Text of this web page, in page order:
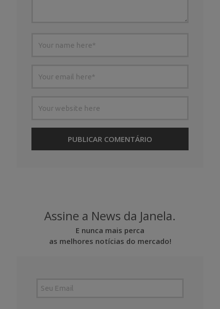
Assine a News da Janela.
E nunca mais perca
as melhores notícias do mercado!